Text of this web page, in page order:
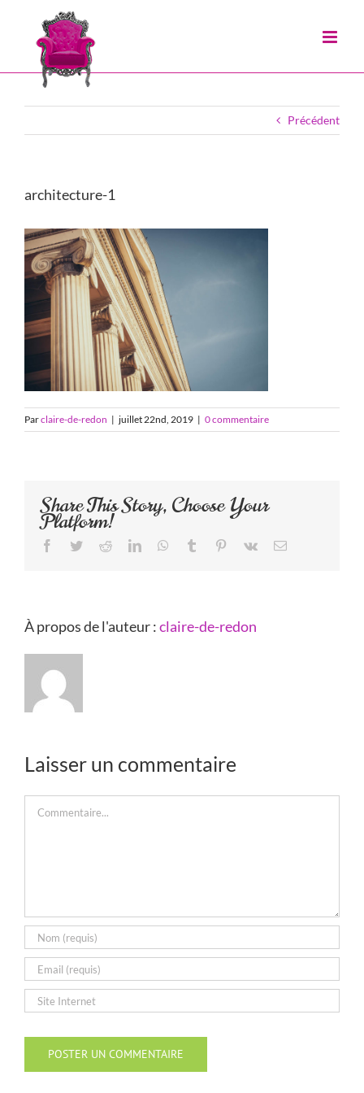
contenu
Précédent
architecture-1
Parclaire-de-redon | juillet 22nd, 2019 | 0 commentaire
Share This Story, Choose Your
Platform!
Facebook
TwitterRedditLinkedInWhatsApp
Tumblr Pinterest
Vk Email
À propos de l'auteur :claire-de-redon
Laisser un commentaire